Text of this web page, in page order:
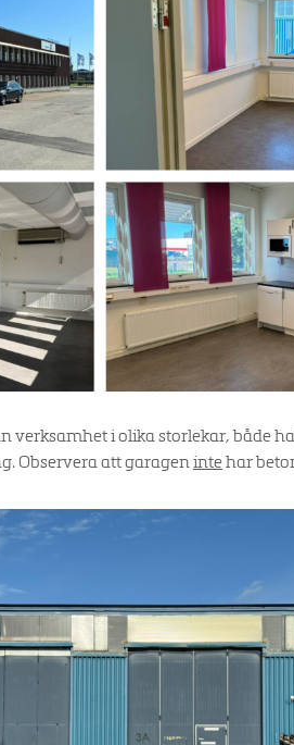
verksamhet i olika storlekar, både
Observera att garageninte har